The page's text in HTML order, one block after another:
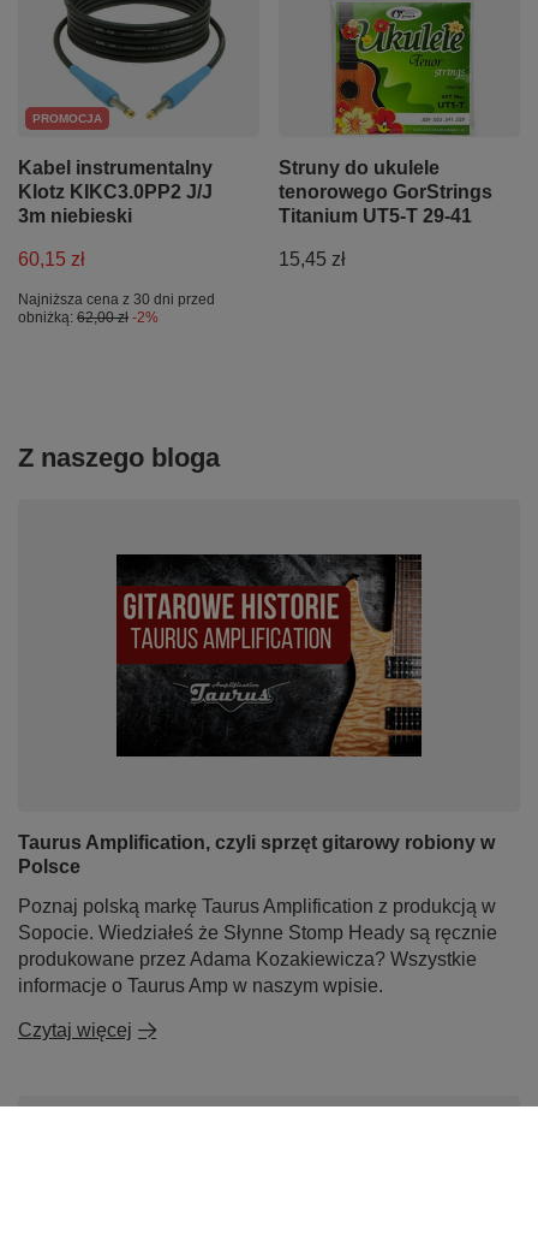
PROMOCJA
Kabel instrumentalny
Klotz KIKC3.0PP2 J/J
3m niebieski
60,15 zł
Najniższa cena z 30 dni przed
obniżką: 62,00 zł -2%
Struny do ukulele
tenorowego GorStrings
Titanium UT5-T 29-41
15,45 zł
Z naszego bloga
Taurus Amplification, czyli sprzęt gitarowy robiony w
Polsce
Poznaj polską markę Taurus Amplification z produkcją w
Sopocie. Wiedziałeś że Słynne Stomp Heady są ręcznie
produkowane przez Adama Kozakiewicza? Wszystkie
informacje o Taurus Amp w naszym wpisie.
Czytaj więcej